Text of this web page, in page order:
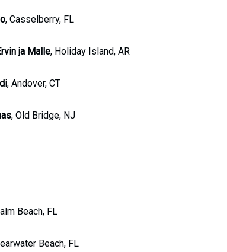
, Casselberry, FL
ja Malle, Holiday Island, AR
, Andover, CT
, Old Bridge, NJ
Beach, FL
Beach, FL